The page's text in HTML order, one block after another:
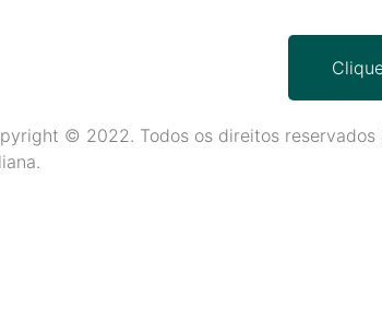
© 2022. Todos os direitos reservados